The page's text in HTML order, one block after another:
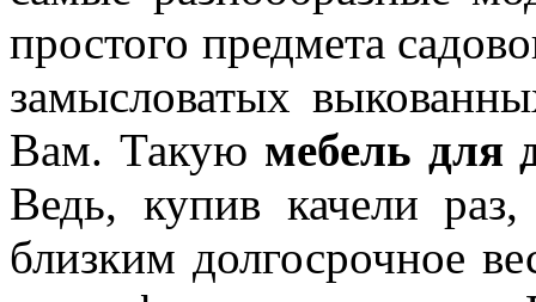
простого предмета
замысловатых
Вам. Такую мебель для
Ведь, купив качели
близким долгосрочное